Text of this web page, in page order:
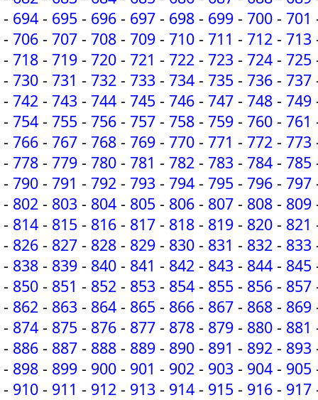
- 694 - 695 - 696 - 697 - 698 - 699 - 700 - 701
- 706 - 707 - 708 - 709 - 710 - 711 - 712 - 713
- 718 - 719 - 720 - 721 - 722 - 723 - 724 - 725
- 730 - 731 - 732 - 733 - 734 - 735 - 736 - 737
- 742 - 743 - 744 - 745 - 746 - 747 - 748 - 749
- 754 - 755 - 756 - 757 - 758 - 759 - 760 - 761
- 766 - 767 - 768 - 769 - 770 - 771 - 772 - 773
- 778 - 779 - 780 - 781 - 782 - 783 - 784 - 785
- 790 - 791 - 792 - 793 - 794 - 795 - 796 - 797
- 802 - 803 - 804 - 805 - 806 - 807 - 808 - 809
- 814 - 815 - 816 - 817 - 818 - 819 - 820 - 821
- 826 - 827 - 828 - 829 - 830 - 831 - 832 - 833
- 838 - 839 - 840 - 841 - 842 - 843 - 844 - 845
- 850 - 851 - 852 - 853 - 854 - 855 - 856 - 857
- 862 - 863 - 864 - 865 - 866 - 867 - 868 - 869
- 874 - 875 - 876 - 877 - 878 - 879 - 880 - 881
- 886 - 887 - 888 - 889 - 890 - 891 - 892 - 893
- 898 - 899 - 900 - 901 - 902 - 903 - 904 - 905
- 910 - 911 - 912 - 913 - 914 - 915 - 916 - 917